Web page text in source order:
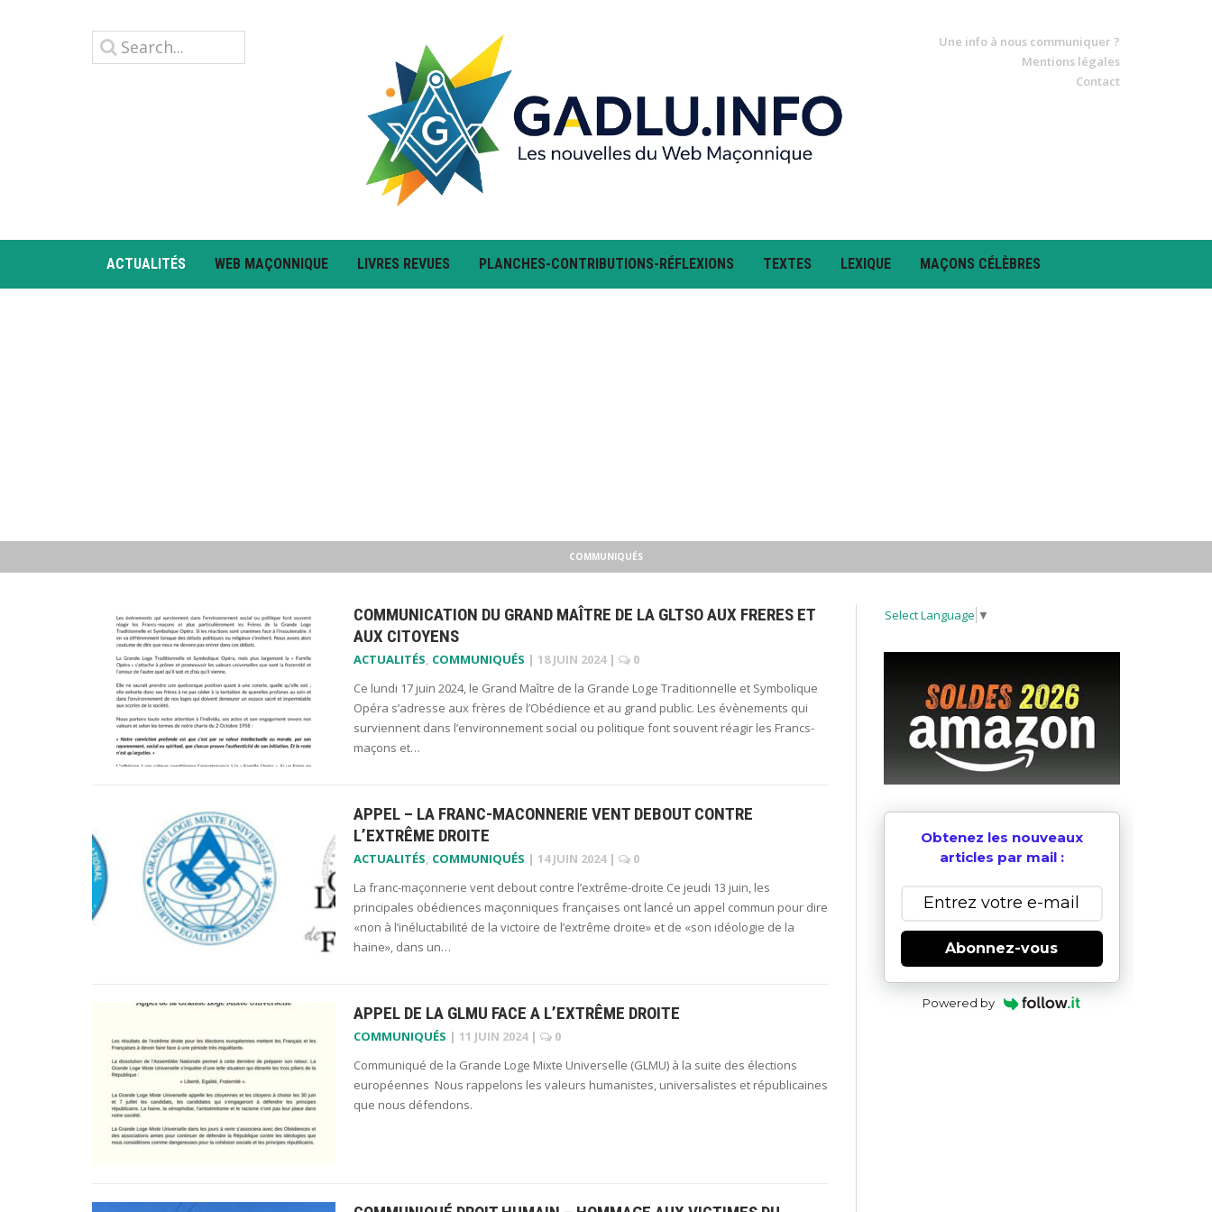
Une info à nous communiquer ?
Mentions légales
Contact
ACTUALITÉS WEB MAÇONNIQUE LIVRES REVUES PLANCHES-CONTRIBUTIONS-RÉFLEXIONS TEXTES LEXIQUE MAÇONS CÉLÈBRES
COMMUNIQUÉS
COMMUNICATION DU GRAND MAÎTRE DE LA GLTSO AUX FRERES ET
AUX CITOYENS
ACTUALITÉS, COMMUNIQUÉS | 18 JUIN 2024 |
0
Ce lundi 17 juin 2024, le Grand Maître de la Grande Loge Traditionnelle et Symbolique
Opéra s’adresse aux frères de l’Obédience et au grand public. Les évènements qui
surviennent dans l’environnement social ou politique font souvent réagir les Francs-
maçons et…
APPEL – LA FRANC-MACONNERIE VENT DEBOUT CONTRE
L’EXTRÊME DROITE
ACTUALITÉS, COMMUNIQUÉS | 14 JUIN 2024 |
0
La franc-maçonnerie vent debout contre l’extrême-droite Ce jeudi 13 juin, les
principales obédiences maçonniques françaises ont lancé un appel commun pour dire
«non à l’inéluctabilité de la victoire de l’extrême droite» et de «son idéologie de la
haine», dans un…
APPEL DE LA GLMU FACE A L’EXTRÊME DROITE
COMMUNIQUÉS | 11 JUIN 2024 |
0
Communiqué de la Grande Loge Mixte Universelle (GLMU) à la suite des élections
européennes Nous rappelons les valeurs humanistes, universalistes et républicaines
que nous défendons.
Select Language ▼
Obtenez les nouveaux
articles par mail :
Abonnez-vous
Powered by